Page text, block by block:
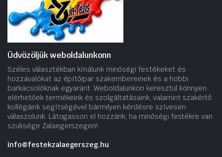
Üdvözöljük weboldalunkonn
Széles választékban kínálunk minőségi festékeket és
hozzávalókat az építőipar szakembereinek és a hobbi
barkácsolóknak egyaránt. Weboldalunkon keresztül könnyen
elérhetőek termékeink és szolgáltatásaink, valamint szakértő
kollégáink segítségével bármilyen kérdésre szívesen
válaszolunk. Látogasson el hozzánk, ha minőségi festékre van
szüksége Zalaegerszegen!.
info@festekzalaegerszeg.hu